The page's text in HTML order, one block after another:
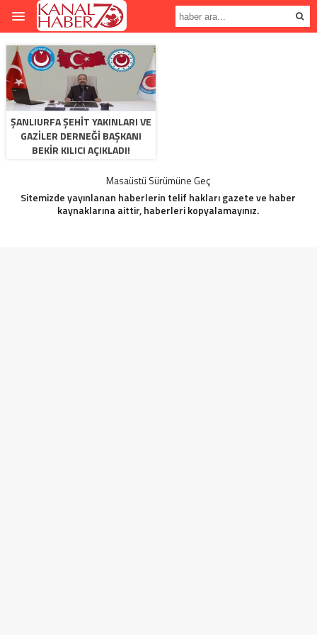
ŞANLIURFA ŞEHIT YAKINLARI VE
GAZILER DERNEĞI BAŞKANI
BEKIR KILICI AÇIKLADI!
Masaüstü Sürümüne Geç
Sitemizde yayınlanan haberlerin telif hakları gazete ve haber
kaynaklarına aittir, haberleri kopyalamayınız.